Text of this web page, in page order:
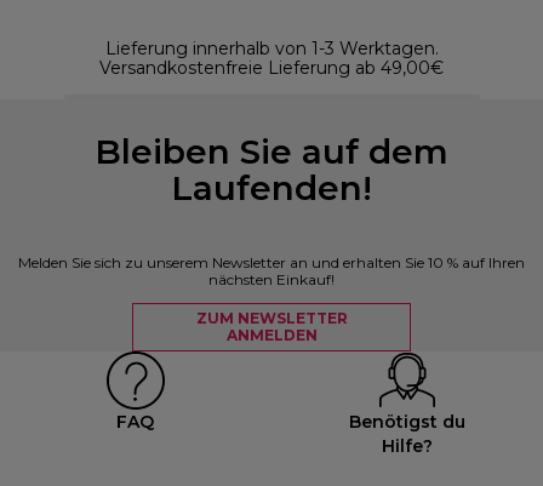
Lieferung innerhalb von 1-3 Werktagen.
Versandkostenfreie Lieferung ab 49,00€
Bleiben Sie auf dem
Laufenden!
Melden Sie sich zu unserem Newsletter an und erhalten Sie 10 % auf Ihren
nächsten Einkauf!
ZUM NEWSLETTER
ANMELDEN
FAQ
Benötigst du
Hilfe?